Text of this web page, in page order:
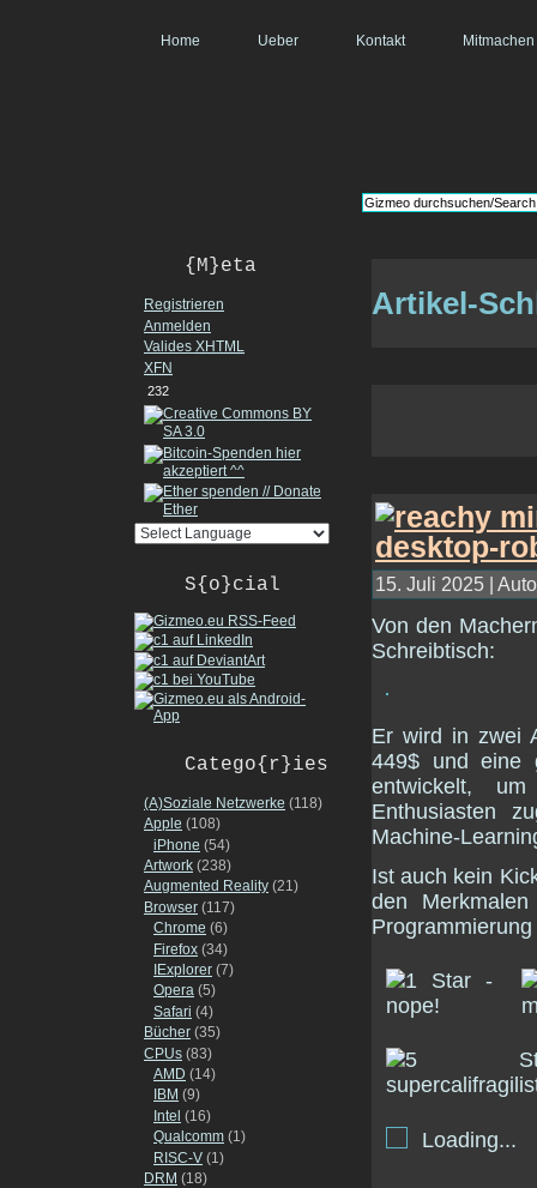
Home Ueber Kontakt Mitmachen
{M}eta
Registrieren
Anmelden
Valides XHTML
XFN
232
S{o}cial
Catego{r}ies
(A)Soziale Netzwerke (118)
Apple (108)
iPhone (54)
Artwork (238)
Augmented Reality (21)
Browser (117)
Chrome (6)
Firefox (34)
IExplorer (7)
Opera (5)
Safari (4)
Bücher (35)
CPUs (83)
AMD (14)
IBM (9)
Intel (16)
Qualcomm (1)
RISC-V (1)
DRM (18)
Artikel-
15. Juli 2025 |
Von den
Schreibtisch:
Er wird in zwei
449$ und eine
entwickelt,
Enthusiasten
Machine-
Ist auch kein
den
Loading...